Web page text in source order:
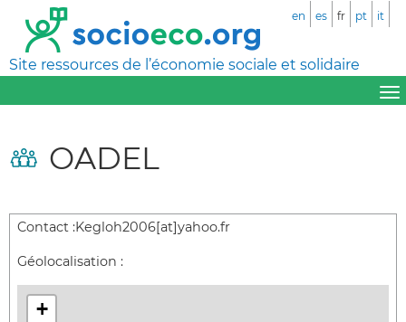
Site ressources de l’économie sociale et solidaire
en es fr pt it
OADEL
Contact :Kegloh2006[at]yahoo.fr
Géolocalisation :
+